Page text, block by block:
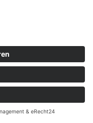
innerhalb von
den Europäischen
in die USA gekürzt.
IP-Adresse an einen
und dort
Website wird
um Ihre Nutzung
über die